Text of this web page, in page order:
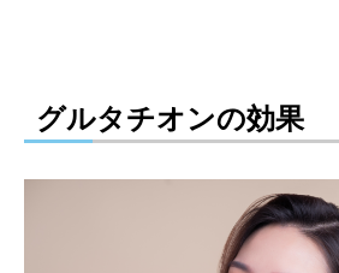
グルタチオンの効果